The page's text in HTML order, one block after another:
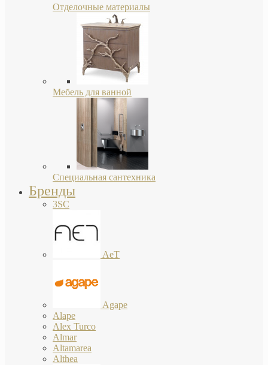
Отделочные материалы
Мебель для ванной
Специальная сантехника
Бренды
3SC
AeT
Agape
Alape
Alex Turco
Almar
Altamarea
Althea